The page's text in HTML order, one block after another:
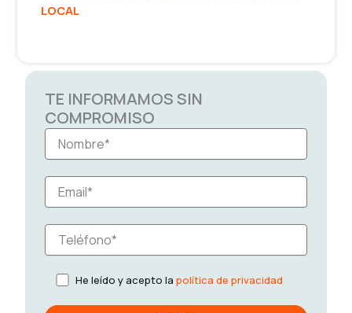
LOCAL
TE INFORMAMOS SIN
COMPROMISO
He leído y acepto la política de privacidad